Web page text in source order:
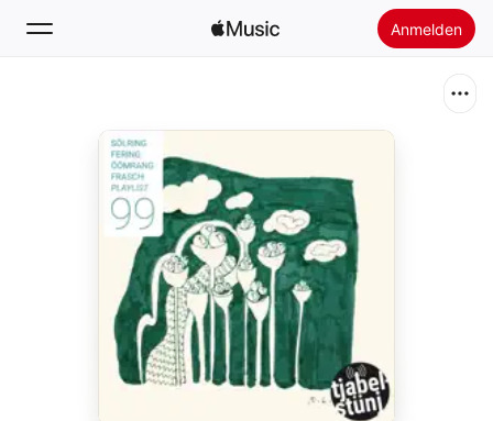
Anmelden
Startseite
Apple Music installieren